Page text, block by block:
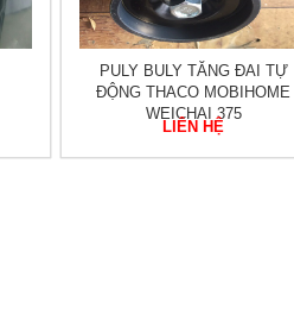
PULY BULY TĂNG ĐAI TỰ
ĐỘNG THACO MOBIHOME
WEICHAI 375
LIÊN HỆ